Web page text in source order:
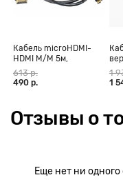
Кабель microHDMI-
HDMI M/M 5м,
позолоченные
контакты Blister box
613 р.
490 р.
1
1
Отзывы о
Еще нет ни